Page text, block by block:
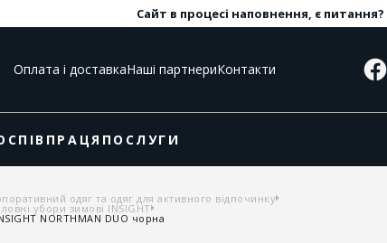
Сайт в процесі наповнення, є питання?
Оплата і доставкаНаші партнериКонтакти
СПІВПРАЦЯ ПОСЛУГИ
одяг та одяг для активного відпочинку
убори зимові INSIGHT
NORTHMAN DUO чорна